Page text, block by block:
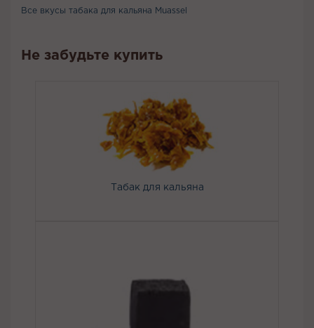
Все вкусы табака для кальяна Muassel
Не забудьте купить
Табак для кальяна